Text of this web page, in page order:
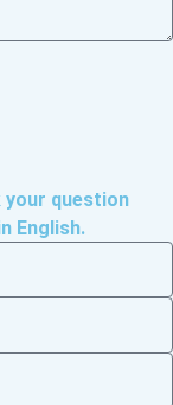
your question
English.